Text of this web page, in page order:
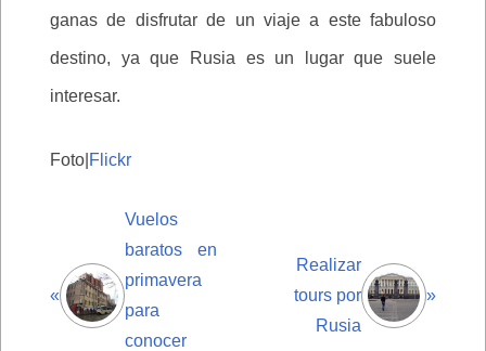
ganas de disfrutar de un viaje a este fabuloso
destino, ya que Rusia es un lugar que suele
interesar.
Foto| Flickr
«
Vuelos
baratos en
primavera
para
conocer
Realizar
tours por
Rusia
»